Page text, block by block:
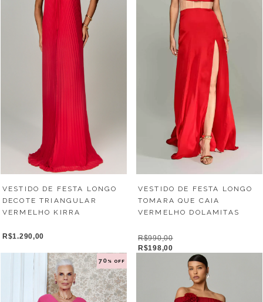
VESTIDO DE FESTA LONGO
DECOTE TRIANGULAR
VERMELHO KIRRA
R$1.290,00
VESTIDO DE FESTA LONGO
TOMARA QUE CAIA
VERMELHO DOLAMITAS
R$990,00
R$198,00
70 % OFF